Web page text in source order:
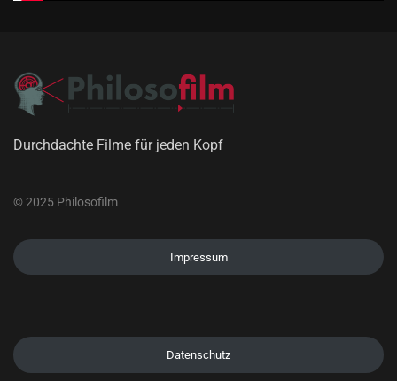
Durchdachte Filme für jeden Kopf
© 2025 Philosofilm
Impressum
Datenschutz